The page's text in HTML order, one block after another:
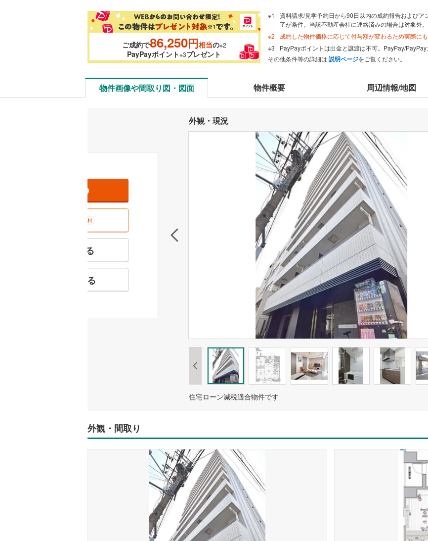
ご成約で86,250円相当の※2
PayPayポイント※3プレゼント
資料請求/見学予約日から90日以内の成約報告および
了が条件。当該不動産会社に連絡済みの場合は対象外。
成約した物件価格に応じて付与額が変わるため実際に
PayPayポイントは出金と譲渡は不可。PayPay/PayPay
その他条件等の詳細は 説明ページをご覧ください。
物件画像や間取り図・図面 物件概要 周辺情報/地図
外観・現況
無料
特徴の似た物件を見る
お気に入りに追加する
住宅ローン減税適合物件です
外観・間取り